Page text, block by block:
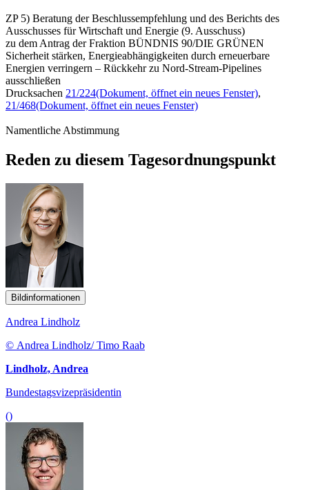
ZP 5) Beratung der Beschlussempfehlung und des Berichts des
Ausschusses für Wirtschaft und Energie (9. Ausschuss)
zu dem Antrag der Fraktion BÜNDNIS 90/DIE GRÜNEN
Sicherheit stärken, Energieabhängigkeiten durch erneuerbare
Energien verringern – Rückkehr zu Nord-Stream-Pipelines
ausschließen
Drucksachen 21/224(Dokument, öffnet ein neues Fenster),
21/468(Dokument, öffnet ein neues Fenster)
Namentliche Abstimmung
Reden zu diesem Tagesordnungspunkt
Bildinformationen
Andrea Lindholz
© Andrea Lindholz/ Timo Raab
Lindholz, Andrea
Bundestagsvizepräsidentin
()